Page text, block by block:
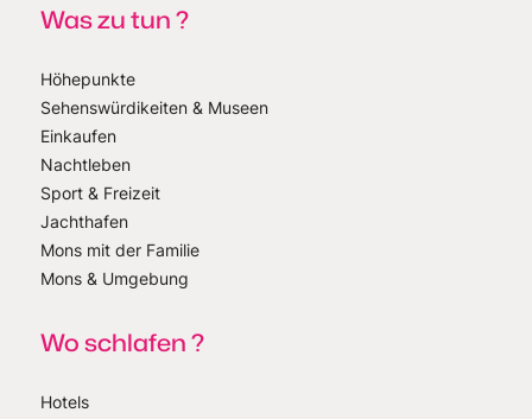
Was zu tun ?
Höhepunkte
Sehenswürdikeiten & Museen
Einkaufen
Nachtleben
Sport & Freizeit
Jachthafen
Mons mit der Familie
Mons & Umgebung
Wo schlafen ?
Hotels